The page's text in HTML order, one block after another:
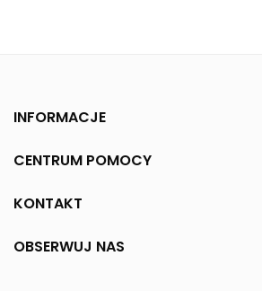
INFORMACJE
CENTRUM POMOCY
KONTAKT
OBSERWUJ NAS